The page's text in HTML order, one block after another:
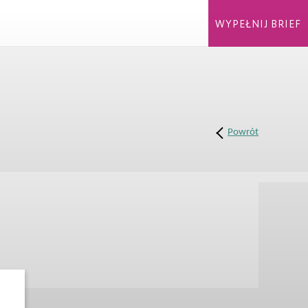
Powrót
WYPEŁNIJ BRIEF